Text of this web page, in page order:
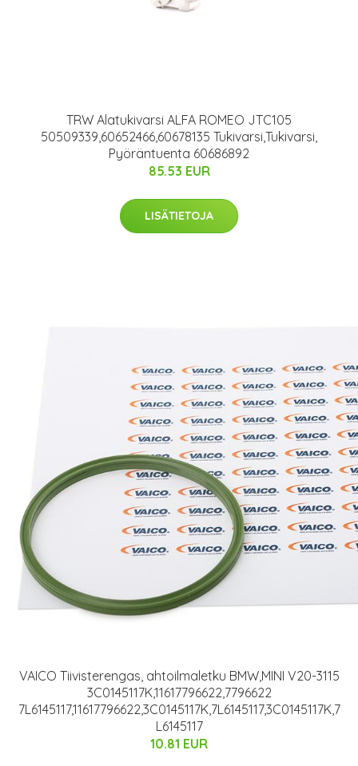
TRW Alatukivarsi ALFA ROMEO JTC105
50509339,60652466,60678135 Tukivarsi,Tukivarsi,
Pyöräntuenta 60686892
85.53 EUR
LISÄTIETOJA
VAICO Tiivisterengas, ahtoilmaletku BMW,MINI V20-3115
3C0145117K,11617796622,7796622
7L6145117,11617796622,3C0145117K,7L6145117,3C0145117K,7
L6145117
10.81 EUR